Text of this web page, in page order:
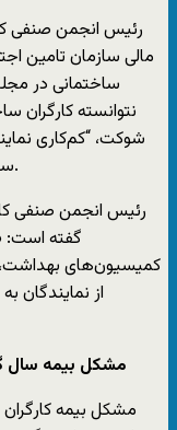
رئیس انجمن صنفی
مالی سازمان تامین
ساختمانی در
نتوانسته کارگران
شوکت، “کم‌کاری
ساختمانی بدون بیمه پنج ماه از سال را بگذرانند.
رئیس انجمن صنفی
گفته است:
کمیسیون‌های بهداشت،
از نمایندگان
مشکل بیمه سال
مشکل بیمه